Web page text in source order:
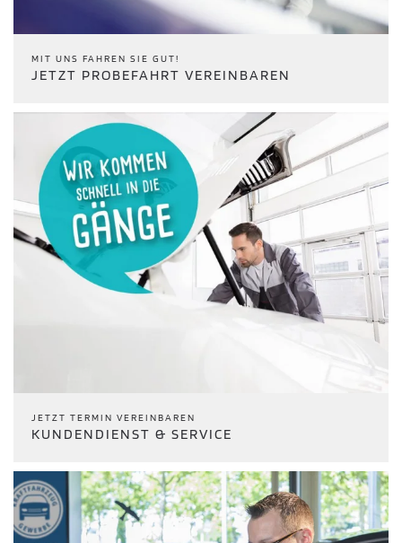
MIT UNS FAHREN SIE GUT!
JETZT PROBEFAHRT VEREINBAREN
JETZT TERMIN VEREINBAREN
KUNDENDIENST & SERVICE